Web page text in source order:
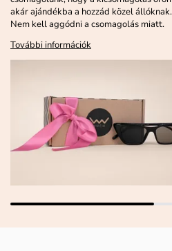
akár ajándékba a hozzád közel állóknak.
Nem kell aggódni a csomagolás miatt.
További információk